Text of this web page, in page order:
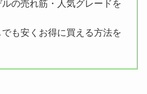
の売れ筋・人気グレードを
も安くお得に買える方法を